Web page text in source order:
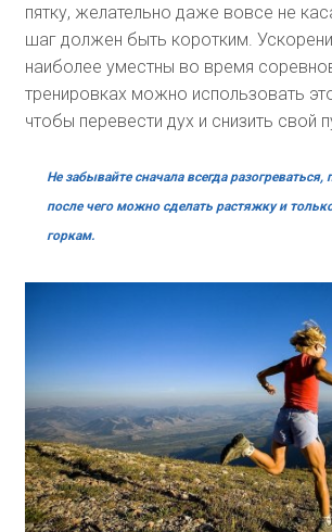
пятку, желательно даже вовсе не
шаг должен быть коротким.
наиболее уместны во время
тренировках можно использовать
чтобы перевести дух и снизить свой
Не забывайте сначала всегда
после чего можно сделать растяжку и
горкам.